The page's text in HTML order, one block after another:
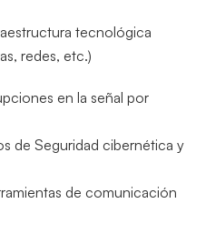
tecnológica
redes, etc.)
en la señal por
de Seguridad cibernética y
de comunicación